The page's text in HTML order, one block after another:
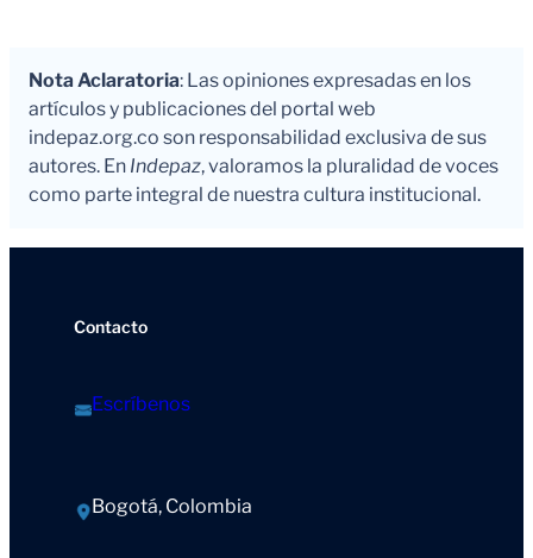
Nota Aclaratoria: Las opiniones expresadas en los
artículos y publicaciones del portal web
indepaz.org.co son responsabilidad exclusiva de sus
autores. En Indepaz, valoramos la pluralidad de voces
como parte integral de nuestra cultura institucional.
Contacto
Escríbenos
Bogotá, Colombia